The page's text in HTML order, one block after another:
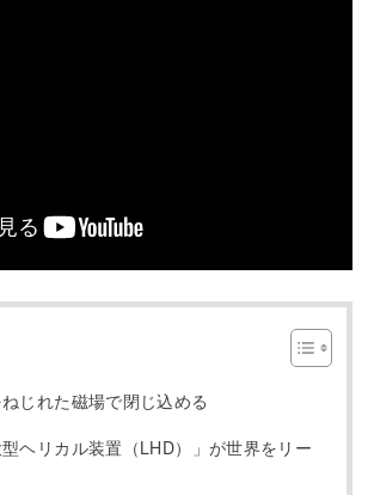
じれた磁場で閉じ込める
ヘリカル装置（LHD）」が世界をリー